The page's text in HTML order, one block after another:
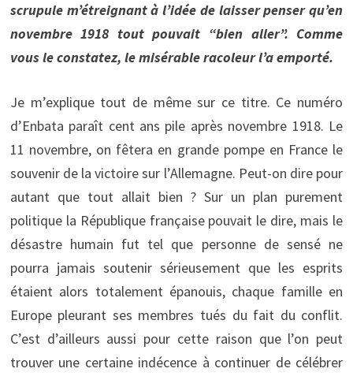
scrupule m’étreignant à l’idée de laisser penser qu’en
novembre 1918 tout pouvait “bien aller”. Comme
vous le constatez, le misérable racoleur l’a emporté.
Je m’explique tout de même sur ce titre. Ce numéro
d’Enbata paraît cent ans pile après novembre 1918. Le
11 novembre, on fêtera en grande pompe en France le
souvenir de la victoire sur l’Allemagne. Peut-on dire pour
autant que tout allait bien ? Sur un plan purement
politique la République française pouvait le dire, mais le
désastre humain fut tel que personne de sensé ne
pourra jamais soutenir sérieusement que les esprits
étaient alors totalement épanouis, chaque famille en
Europe pleurant ses membres tués du fait du conflit.
C’est d’ailleurs aussi pour cette raison que l’on peut
trouver une certaine indécence à continuer de célébrer